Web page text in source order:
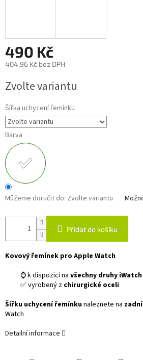
490 Kč
404,96 Kč bez DPH
cena:
Zvolte variantu
Šířka uchycení řemínku
Barva
Můžeme doručit do: Zvolte variantu
Přidat do košíku
Kovový řemínek pro Apple Watch
⌚ k dispozici na všechny druhy iWatch
✅ vyrobený z chirurgické oceli
Šířku uchycení řemínkunaleznete na
Watch
Detailní informace